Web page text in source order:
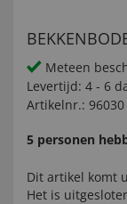
Meteen
Levertijd: 4 - 6
Artikelnr.: 96030
5 personen
Dit artikel komt
Het is